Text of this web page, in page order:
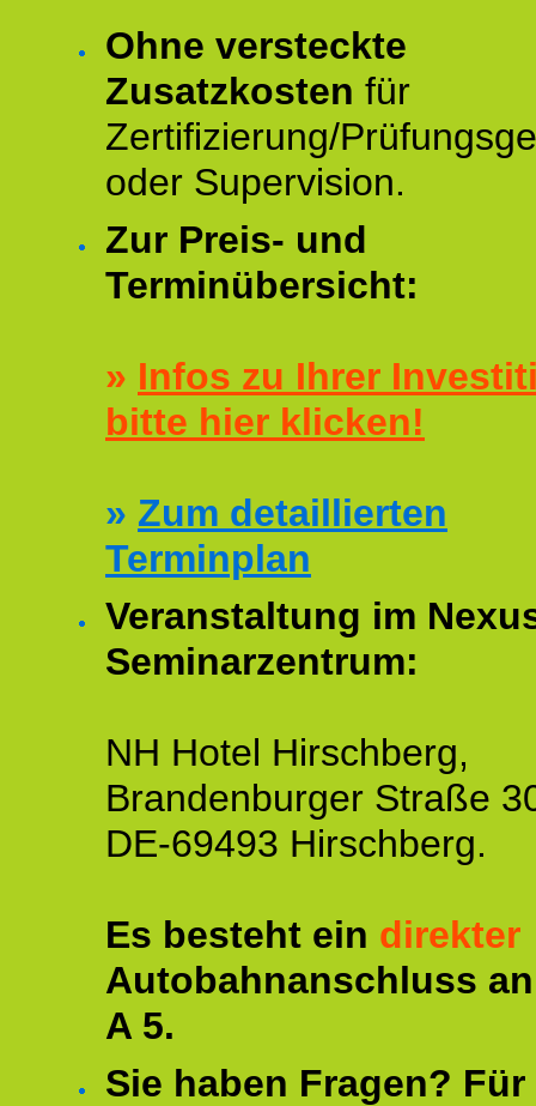
Ohne versteckte
Zusatzkosten für
Zertifizierung/
oder Supervision.
Zur Preis- und
Terminübersicht:
» Infos zu Ihrer
bitte hier klicken!
» Zum detaillierten
Terminplan
Veranstaltung im
Seminarzentrum:
NH Hotel Hirschberg,
Brandenburger Straße
DE-69493 Hirschberg.
Es besteht ein direkter
Autobahnanschluss
A 5.
Sie haben Fragen?